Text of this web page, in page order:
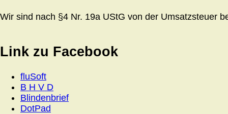
Wir sind nach §4 Nr. 19a UStG von der Umsatzsteuer
Link zu Facebook
fluSoft
B H V D
Blindenbrief
DotPad